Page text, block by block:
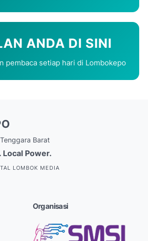
ANDA DI SINI
pembaca setiap hari di Lombokepo
Barat
Local Power.
LOMBOK MEDIA
Organisasi